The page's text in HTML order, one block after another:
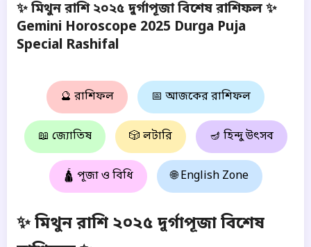
✨ মিথুন রাশি ২০২৫ দুর্গাপূজা বিশেষ রাশিফল ✨
Gemini Horoscope 2025 Durga Puja
Special Rashifal
🔮 রাশিফল 📅 আজকের রাশিফল
📖 জ্যোতিষ 🎲 লটারি 🪔 হিন্দু উৎসব
🛕 পূজা ও বিধি 🌐 English Zone
✨ মিথুন রাশি ২০২৫ দুর্গাপূজা বিশেষ